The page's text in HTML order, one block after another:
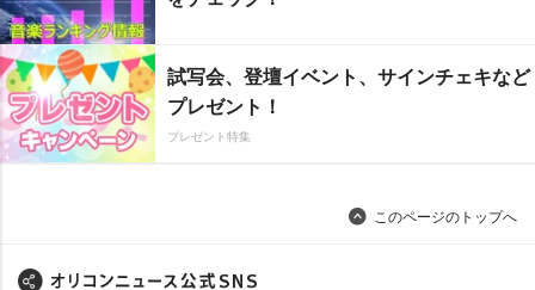
試写会、登壇イベント、サインチェキなど
プレゼント！
プレゼント特集
このページのトップへ